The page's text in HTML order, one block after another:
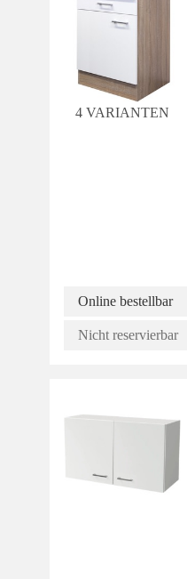
4 VARIANTEN
Online bestellbar
Nicht reservierbar